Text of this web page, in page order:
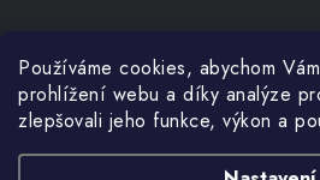
Používáme cookies, abychom
prohlížení webu a díky analýze
zlepšovali jeho funkce, výkon a
SERVIS
FIRMY, ŠKOLY, PARTNEŘI
ARTHAS MAGAZÍN
Facebook
Přihlášení